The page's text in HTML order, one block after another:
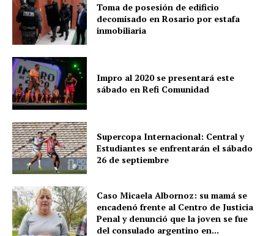
Toma de posesión de edificio
decomisado en Rosario por estafa
inmobiliaria
Impro al 2020 se presentará este
sábado en Refi Comunidad
Supercopa Internacional: Central y
Estudiantes se enfrentarán el sábado
26 de septiembre
Caso Micaela Albornoz: su mamá se
encadenó frente al Centro de Justicia
Penal y denunció que la joven se fue
del consulado argentino en...